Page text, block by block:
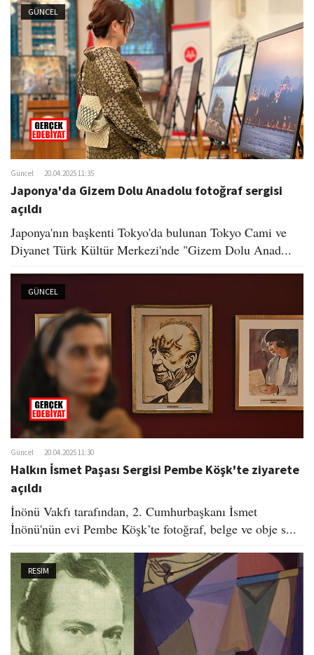
GÜNCEL
Güncel 20.04.2025 11:35
Japonya'da Gizem Dolu Anadolu fotoğraf sergisi
açıldı
Japonya'nın başkenti Tokyo'da bulunan Tokyo Cami ve
Diyanet Türk Kültür Merkezi'nde "Gizem Dolu Anad...
GÜNCEL
Güncel 20.04.2025 11:30
Halkın İsmet Paşası Sergisi Pembe Köşk'te ziyarete
açıldı
İnönü Vakfı tarafından, 2. Cumhurbaşkanı İsmet
İnönü'nün evi Pembe Köşk’te fotoğraf, belge ve obje s...
RESIM